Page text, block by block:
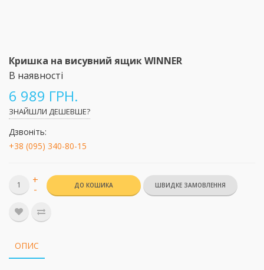
Кришка на висувний ящик WINNER
В наявності
6 989 ГРН.
ЗНАЙШЛИ ДЕШЕВШЕ?
Дзвоніть:
+38 (095) 340-80-15
+
- ДО КОШИКА
ОПИС